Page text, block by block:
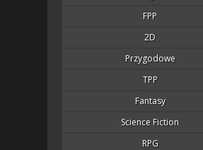
FPP
2D
Przygodowe
TPP
Fantasy
Science Fiction
RPG